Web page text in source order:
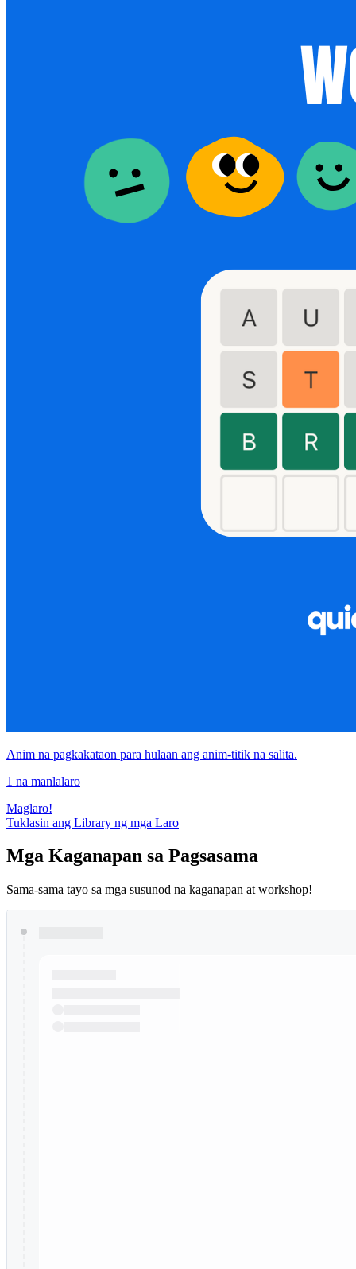
Anim na pagkakataon para hulaan ang anim-titik na salita.
1 na manlalaro
Maglaro!
Tuklasin ang Library ng mga Laro
Mga Kaganapan sa Pagsasama
Sama-sama tayo sa mga susunod na kaganapan at workshop!